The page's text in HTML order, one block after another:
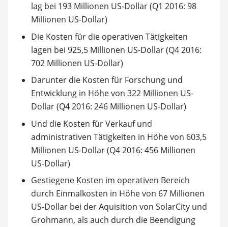
lag bei 193 Millionen US-Dollar (Q1 2016: 98
Millionen US-Dollar)
Die Kosten für die operativen Tätigkeiten
lagen bei 925,5 Millionen US-Dollar (Q4 2016:
702 Millionen US-Dollar)
Darunter die Kosten für Forschung und
Entwicklung in Höhe von 322 Millionen US-
Dollar (Q4 2016: 246 Millionen US-Dollar)
Und die Kosten für Verkauf und
administrativen Tätigkeiten in Höhe von 603,5
Millionen US-Dollar (Q4 2016: 456 Millionen
US-Dollar)
Gestiegene Kosten im operativen Bereich
durch Einmalkosten in Höhe von 67 Millionen
US-Dollar bei der Aquisition von SolarCity und
Grohmann, als auch durch die Beendigung